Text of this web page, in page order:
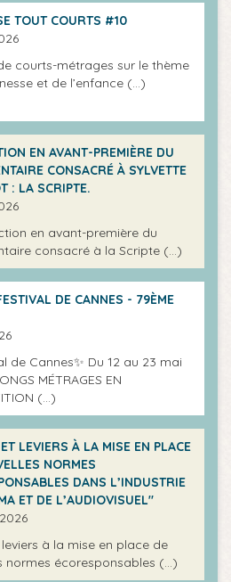
TOUT COURTS #10
courts-métrages sur le thème
et de l’enfance (…)
EN AVANT-PREMIÈRE DU
CONSACRÉ À SYLVETTE
: LA SCRIPTE.
en avant-première du
consacré à la Scripte (…)
DE CANNES - 79ÈME
de Cannes✨ Du 12 au 23 mai
MÉTRAGES EN
(…)
LEVIERS À LA MISE EN PLACE
NORMES
DANS L’INDUSTRIE
ET DE L’AUDIOVISUEL"
à la mise en place de
normes écoresponsables (…)